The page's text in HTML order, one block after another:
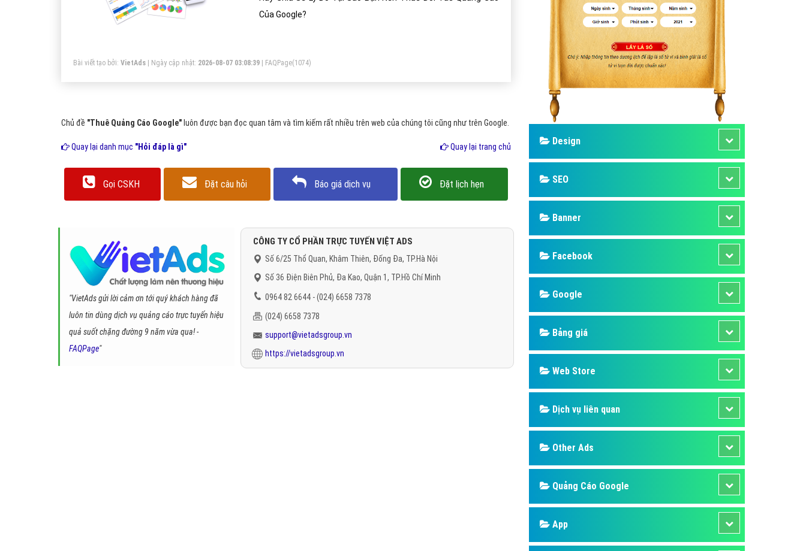
Hỏi đáp phần mềm
Hỏi đáp quảng cáo TVC
Hỏi đáp quảng cáo mobile
Hỏi đáp quảng cáo Online
Hỏi đáp quảng cáo Skype
Quảng cáo Youtube
Dịch vụ quảng cáo Youtube
Dịch vụ quảng cáo Cốc Cốc
Dịch vụ quảng cáo Tiktok
Dịch vụ quảng cáo Zalo
Định nghĩa
Nghĩa là gì
Phần mềm ứng dụng hay
Của Google?
Bài viết tạo bởi: VietAds | Ngày cập nhật: 2026-08-07 03:08:39 FAQPage(1074)
Chủ đề "Thuê Quảng Cáo Google" luôn được bạn đọc quan tâm và tìm kiếm rất nhiều trên web của chúng tôi cũng như trên Google.
Quay lại danh mục "Hỏi đáp là gì" Quay lại trang chủ
Gọi CSKH Đặt câu hỏi Báo giá dịch vụ Đặt lịch hẹn
"VietAds gửi lời cảm ơn tới quý khách hàng đã
luôn tin dùng dịch vụ quảng cáo trực tuyến hiệu
quả suốt chặng đường 9 năm vừa qua! -
FAQPage"
CÔNG TY CỔ PHẦN TRỰC TUYẾN VIỆT ADS
Số 6/25 Thổ Quan, Khâm Thiên, Đống Đa, TP.Hà Nội
Số 36 Điện Biên Phủ, Đa Kao, Quận 1, TP.Hồ Chí Minh
0964 82 6644 - (024) 6658 7378
(024) 6658 7378
support@vietadsgroup.vn
https://vietadsgroup.vn
Design
SEO
Banner
Facebook
Google
Bảng giá
Web Store
Dịch vụ liên quan
Other Ads
Quảng Cáo Google
App